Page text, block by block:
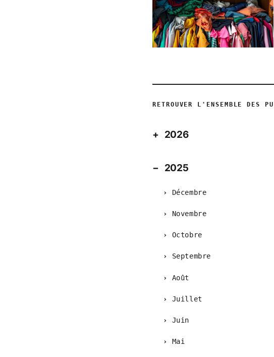
RETROUVER L'ENSEMBLE DES
2026
2025
Décembre
Novembre
Octobre
Septembre
Août
Juillet
Juin
Mai